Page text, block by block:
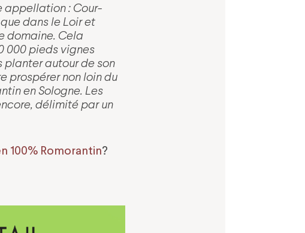
appellation : Cour-
dans le Loir et
domaine. Cela
000 pieds vignes
planter autour de son
prospérer non loin du
en Sologne. Les
délimité par un
100% Romorantin?